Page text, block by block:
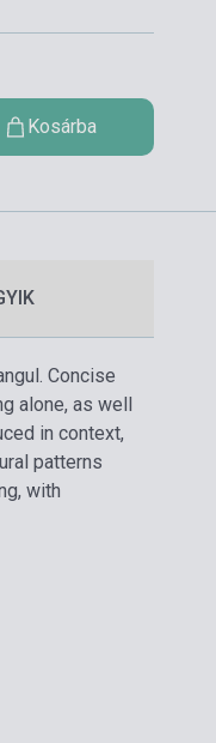
Kosárba
Concise
alone, as well
in context,
patterns
with